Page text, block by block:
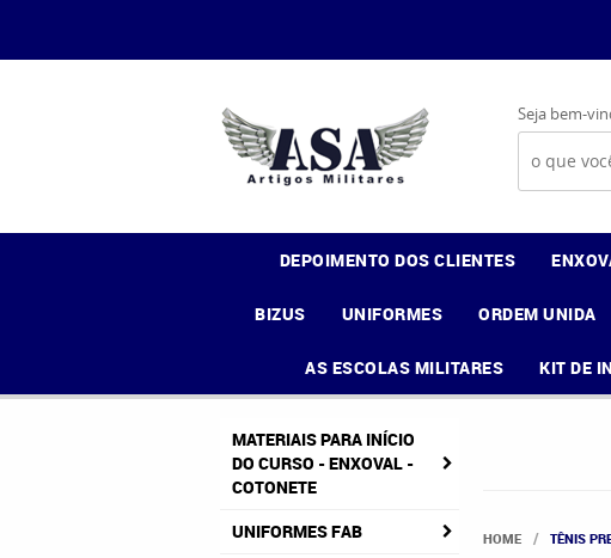
Seja bem-
DEPOIMENTO DOS CLIENTES
BIZUS UNIFORMES ORDEM UNIDA
AS ESCOLAS MILITARES KIT DE
MATERIAIS PARA INÍCIO
DO CURSO - ENXOVAL -
COTONETE
UNIFORMES FAB
HOME TÊNIS